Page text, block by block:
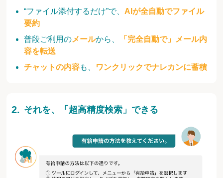
“ファイル添付するだけ”で、 AIが全自動でファイル
要約
普段ご利用のメールから、
「完全自動で」メール内
容を転送
チャットの内容も、 ワンクリックでナレカンに蓄積
それを、「超高精度検索」できる